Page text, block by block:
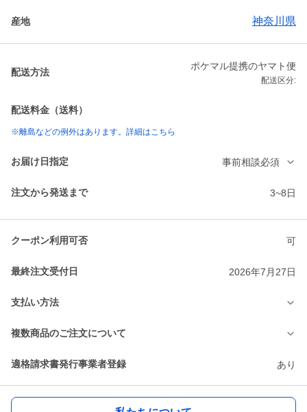
産地 神奈川県
配送方法
ポケマル提携のヤマト便
配送区分:
配送料金（送料）
※離島などの例外はあります。詳細はこちら
お届け日指定 事前相談必須
注文から発送まで 3~8日
クーポン利用可否 可
最終注文受付日 2026年7月27日
支払い方法
複数商品のご注文について
適格請求書発行事業者登録 あり